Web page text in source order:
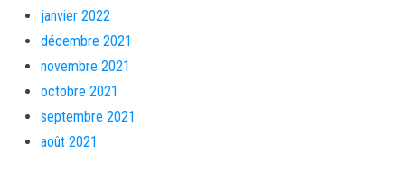
janvier 2022
décembre 2021
novembre 2021
octobre 2021
septembre 2021
août 2021